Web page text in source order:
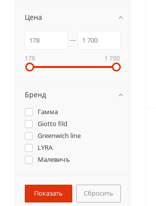
Цена
178 1 700
Бренд
Гамма
Giotto fild
Greenwich line
LYRA
Малевичъ
Сбросить